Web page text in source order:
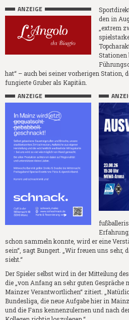
ANZEIGE
den in
„extrem
Stationen
hat“ – auch bei seiner vorherigen Station,
fungierte Gruber als Kapitän.
ANZEIGE
schon sammeln konnte, wird er eine
sein“, sagt Bungert. „Wir freuen uns sehr,
sieht.“
Der Spieler selbst wird in der Mitteilung
die „von Anfang an sehr guten Gespräche
Mainzer Verantwortlichen“ zitiert.
Bundesliga, die neue Aufgabe hier in
und die Fans kennenzulernen und nach